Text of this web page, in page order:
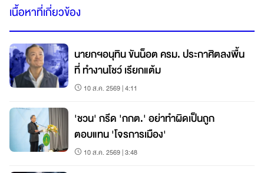
เนื้อหาที่เกี่ยวข้อง
นายกฯอนุทิน ขันน็อต ครม. ประกาศิตลงพื้น
ที่ ทำงานโชว์ เรียกแต้ม
10 ส.ค. 2569 | 4:11
'ชวน' กรีด 'กกต.' อย่าทำผิดเป็นถูก
ตอบแทน 'โจรการเมือง'
10 ส.ค. 2569 | 3:48